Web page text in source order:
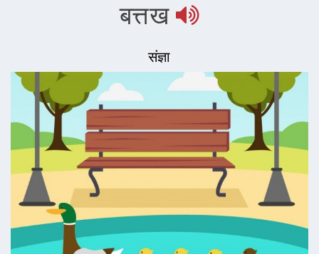
बत्तख
संज्ञा